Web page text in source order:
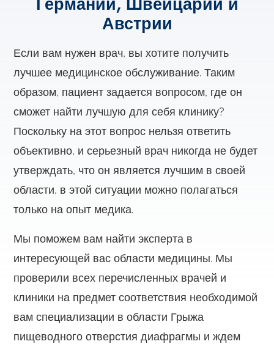
Германии, Швейцарии и
Австрии
Если вам нужен врач, вы хотите получить
лучшее медицинское обслуживание. Таким
образом, пациент задается вопросом, где он
сможет найти лучшую для себя клинику?
Поскольку на этот вопрос нельзя ответить
объективно, и серьезный врач никогда не будет
утверждать, что он является лучшим в своей
области, в этой ситуации можно полагаться
только на опыт медика.
Мы поможем вам найти эксперта в
интересующей вас области медицины. Мы
проверили всех перечисленных врачей и
клиники на предмет соответствия необходимой
вам специализации в области Грыжа
пищеводного отверстия диафрагмы и ждем